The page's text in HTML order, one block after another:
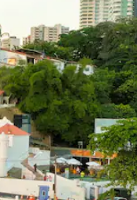
con el tacto o